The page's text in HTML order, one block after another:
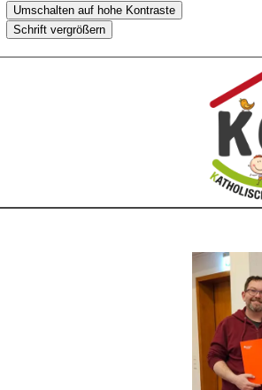
Umschalten auf hohe Kontraste
Schrift vergrößern